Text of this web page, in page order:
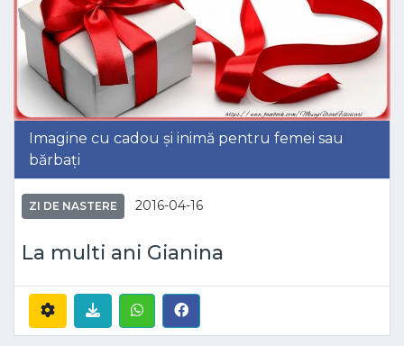
Imagine cu cadou și inimă pentru femei sau
bărbați
ZI DE NASTERE 2016-04-16
La multi ani Gianina